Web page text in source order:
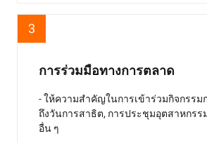
3
การร่วมมือทางการตลาด
- ให้ความสำคัญในการเข้าร่วมกิจกรรม
ถึงวันการสาธิต, การประชุมอุตสาหกรร
อื่น ๆ